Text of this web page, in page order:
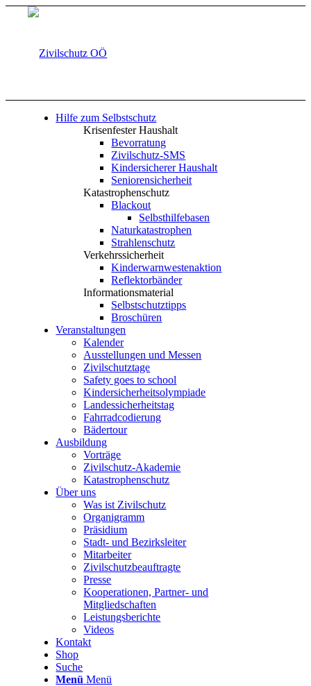
Hilfe zum Selbstschutz
Krisenfester Haushalt
Bevorratung
Zivilschutz-SMS
Kindersicherer Haushalt
Seniorensicherheit
Katastrophenschutz
Blackout
Selbsthilfebasen
Naturkatastrophen
Strahlenschutz
Verkehrssicherheit
Kinderwarnwestenaktion
Reflektorbänder
Informationsmaterial
Selbstschutztipps
Broschüren
Veranstaltungen
Kalender
Ausstellungen und Messen
Zivilschutztage
Safety goes to school
Kindersicherheitsolympiade
Landessicherheitstag
Fahrradcodierung
Bädertour
Ausbildung
Vorträge
Zivilschutz-Akademie
Katastrophenschutz
Über uns
Was ist Zivilschutz
Organigramm
Präsidium
Stadt- und Bezirksleiter
Mitarbeiter
Zivilschutzbeauftragte
Presse
Kooperationen, Partner- und
Mitgliedschaften
Leistungsberichte
Videos
Kontakt
Shop
Suche
Menü Menü